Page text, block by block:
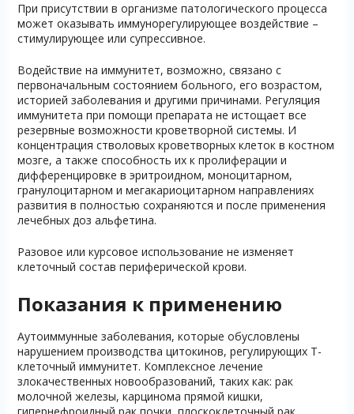
При присутствии в организме патологического процесса
может оказывать иммунорегулирующее воздействие –
стимулирующее или супрессивное.
Водействие на иммунитет, возможно, связано с
первоначальным состоянием больного, его возрастом,
историей заболевания и другими причинами. Регуляция
иммунитета при помощи препарата не истощает все
резервные возможности кроветворной системы. И
концентрация стволовых кроветворных клеток в костном
мозге, а также способность их к пролиферации и
дифференцировке в эритроидном, моноцитарном,
гранулоцитарном и мегакариоцитарном направлениях
развития в полностью сохраняются и после применения
лечебных доз альфетина.
Разовое или курсовое использование не изменяет
клеточный состав периферической крови.
Показания к применению
Аутоиммунные заболевания, которые обусловлены
нарушением производства цитокинов, регулирующих T-
клеточный иммунитет. Комплексное лечение
злокачественных новообразований, таких как: рак
молочной железы, карцинома прямой кишки,